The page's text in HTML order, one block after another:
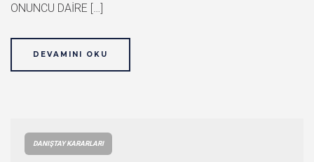
ONUNCU DAİRE […]
DEVAMINI OKU
DANIŞTAY KARARLARI